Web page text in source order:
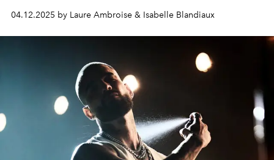
04.12.2025 by Laure Ambroise & Isabelle Blandiaux